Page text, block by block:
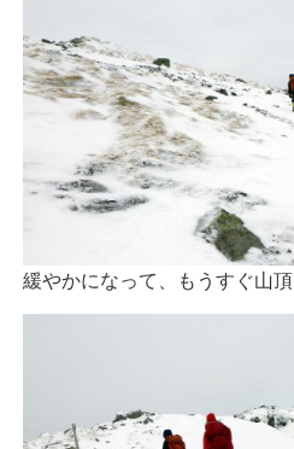
緩やかになって、もうすぐ山頂